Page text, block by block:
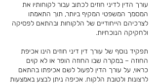
עורך הדין לדיני חוזים לכתוב עבור לקוחותיו את
המסמך המשפטי המקיף ביותר, תוך התאמתו
לצרכיהם הייחודיים של הלקוחות ובהתאם לפסיקה
ולחקיקה הנוכחיות.
תפקיד נוסף של עורך דין דיני חוזים הינו אכיפת
החוזה – במקרה שבו החוזה הופר או לא קוים
כראוי, על עורך הדין לפעול לשם אכיפתו בהתאם
לרצונות ולטובת הלקוח. אכיפה ניתן לבצע באמצעות